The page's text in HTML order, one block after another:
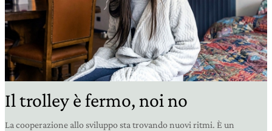
Il trolley è fermo, noi no
La cooperazione allo sviluppo sta trovando nuovi ritmi. È un